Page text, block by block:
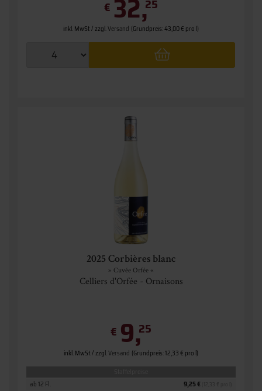
€ 32,25
inkl. MwSt. / zzgl.Versand (Grundpreis: 43,00 € pro l)
2025 Corbières blanc
» Cuvée Orfée «
Celliers d'Orfée - Ornaisons
€ 9,25
inkl. MwSt. / zzgl.Versand (Grundpreis: 12,33 € pro l)
ab 12 Fl. 9,25 €